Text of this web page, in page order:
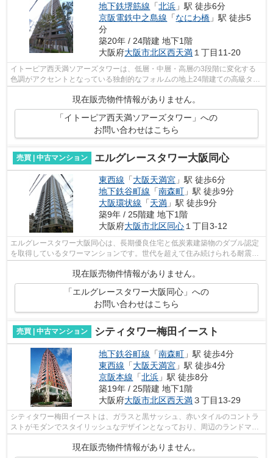
地下鉄堺筋線 「北浜 」駅 徒歩6分
京阪電鉄中之島線 「なにわ橋 」駅 徒歩5
分
築20年 / 24階建 地下1階
大阪府大阪市北区西天満 １丁目11-20
イトーピア西天満ソアーズタワーは、低層・中層・高層の3段階に変化する
色調がアクセントとなっている独創的なフォルムの地上24階建ての高級タワ
ーマンションです。 地下鉄やJR線など5...
現在販売物件情報がありません。
「イトーピア西天満ソアーズタワー」への
お問い合わせはこちら
売買 | 中古マンション エルグレースタワー大阪同心
東西線 「大阪天満宮 」駅 徒歩6分
地下鉄谷町線 「南森町 」駅 徒歩9分
大阪環状線 「天満 」駅 徒歩9分
築9年 / 25階建 地下1階
大阪府大阪市北区同心 １丁目3-12
エルグレースタワー大阪同心は、長期優良住宅と低炭素建築物のダブル認定
を取得しているタワーマンションです。世代を超えて住み続けられる耐震
性・耐久性を追求するだけでなく、断熱...
現在販売物件情報がありません。
「エルグレースタワー大阪同心」への
お問い合わせはこちら
売買 | 中古マンション シティタワー梅田イースト
地下鉄谷町線 「南森町 」駅 徒歩4分
東西線 「大阪天満宮 」駅 徒歩4分
京阪本線 「北浜 」駅 徒歩8分
築19年 / 25階建 地下1階
大阪府大阪市北区西天満３丁目13-29
シティタワー梅田イーストは、ガラスと黒サッシュ、赤いタイルのコントラ
ストがモダンでスタイリッシュなデザインとなっており、周辺のランドマー
現在販売物件情報がありません。